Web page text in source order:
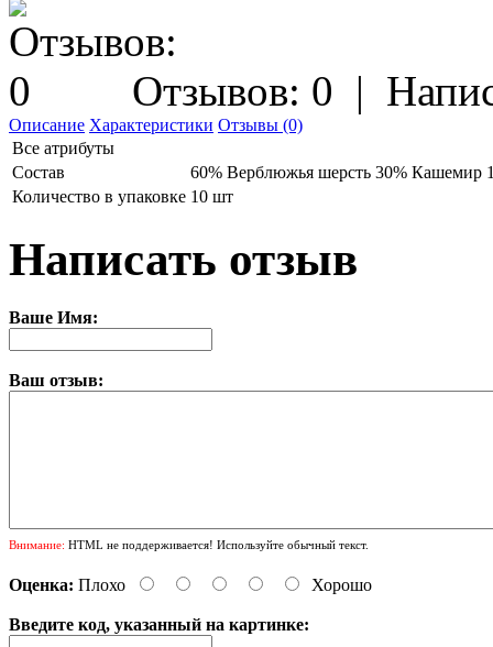
Отзывов: 0 |
Описание Характеристики Отзывы (0)
Все атрибуты
Состав
60% Верблюжья шерсть 30% Кашемир
Количество в упаковке 10 шт
Написать отзыв
Ваше Имя:
Ваш отзыв:
Внимание: HTML не поддерживается! Используйте обычный текст.
Оценка: Плохо Хорошо
Введите код, указанный на картинке: